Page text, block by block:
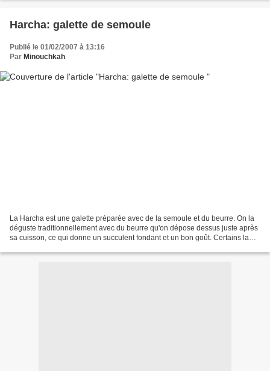
Harcha: galette de semoule
Publié le 01/02/2007 à 13:16
Par Minouchkah
La Harcha est une galette préparée avec de la semoule et du beurre. On la
déguste traditionnellement avec du beurre qu'on dépose dessus juste après
sa cuisson, ce qui donne un succulent fondant et un bon goût. Certains la